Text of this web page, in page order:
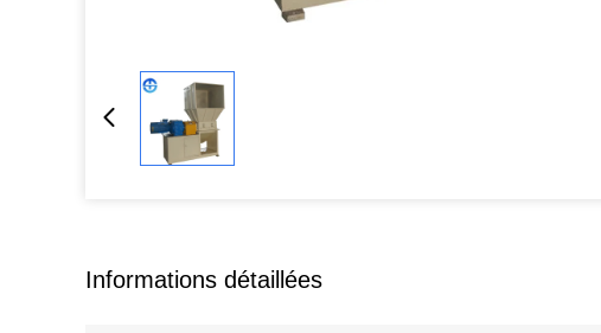
Informations détaillées